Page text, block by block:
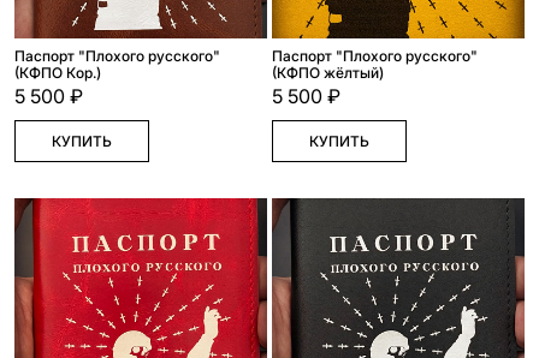
Паспорт "Плохого русского"
(КФПО Кор.)
5 500 ₽
КУПИТЬ
Паспорт "Плохого русского"
(КФПО жёлтый)
5 500 ₽
КУПИТЬ